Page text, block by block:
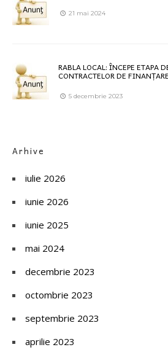
21 mai 2024
RABLA LOCAL: ÎNCEPE ETAPA
CONTRACTELOR DE FINANȚARE
5 decembrie 2023
Arhive
iulie 2026
iunie 2026
iunie 2025
mai 2024
decembrie 2023
octombrie 2023
septembrie 2023
aprilie 2023